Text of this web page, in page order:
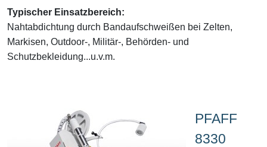
Typischer Einsatzbereich:
Nahtabdichtung durch Bandaufschweißen bei Zelten,
Markisen, Outdoor-, Militär-, Behörden- und
Schutzbekleidung...u.v.m.
PFAFF
8330